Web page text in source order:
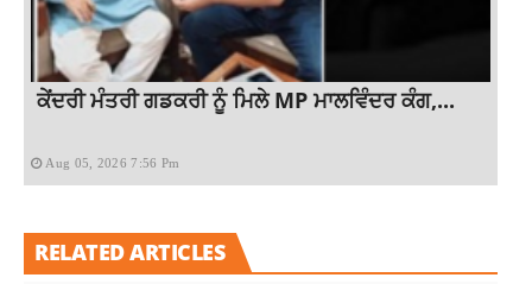
ਕੇਂਦਰੀ ਮੰਤਰੀ ਗਡਕਰੀ ਨੂੰ ਮਿਲੇ MP ਮਾਲਵਿੰਦਰ ਕੰਗ,...
Aug 05, 2026 7:56 Pm
RELATED ARTICLES